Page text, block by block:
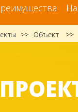
>> Объект >>